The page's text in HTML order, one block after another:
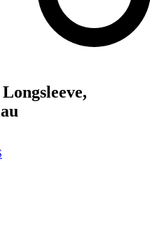
Longsleeve,